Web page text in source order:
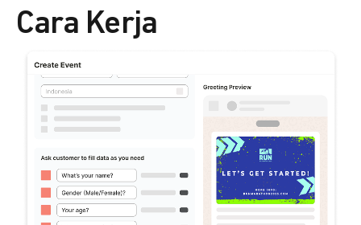
Cara Kerja